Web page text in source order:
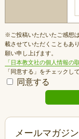
※ご投稿いただいたご感想
載させていただくこともあ
願い申し上げます。
「日本教文社の個人情報の
「同意する」をチェックし
同意する
メールマガジン